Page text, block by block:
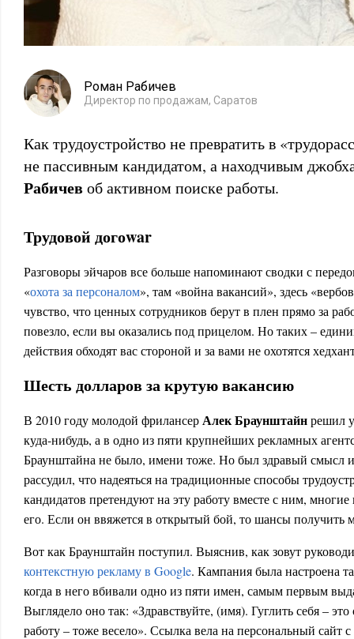
Роман Рабичев
Директор по продажам, Саратов
Как трудоустройство не превратить в
не пассивным кандидатом, а находчивым
Рабичевоб активном поиске работы.
Трудовой догоwar
Разговоры эйчаров все больше напоминают сводки с
«охота за персоналом», там «война вакансий», здесь
чувство, что ценных сотрудников берут в плен прямо за
повезло, если вы оказались под прицелом. Но таких –
действия обходят вас стороной и за вами не охотятся
Шесть долларов за крутую вакансию
В 2010 году молодой фрилансерАлек Браунштайнрешил
куда-нибудь, а в одно из пяти крупнейших рекламных
Браунштайна не было, имени тоже. Но был здравый смысл
рассудил, что надеяться на традиционные способы
кандидатов претендуют на эту работу вместе с ним,
его. Если он ввяжется в открытый бой, то шансы получить
Вот как Браунштайн поступил. Выяснив, как зовут
контекстную рекламу в Google. Кампания была настроена
когда в него вбивали одно из пяти имен, самым первым
Выглядело оно так: «Здравствуйте, (имя). Гуглить себя –
работу – тоже весело». Ссылка вела на персональный сайт